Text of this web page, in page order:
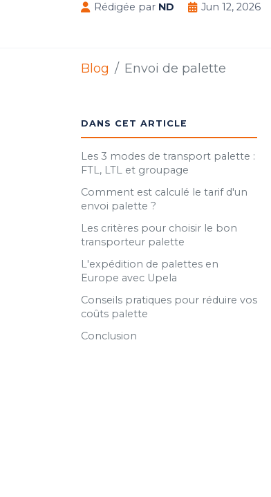
Rédigée par ND Jun 12, 2026
Blog Envoi de palette
DANS CET ARTICLE
Les 3 modes de transport palette :
FTL, LTL et groupage
Comment est calculé le tarif d'un
envoi palette ?
Les critères pour choisir le bon
transporteur palette
L'expédition de palettes en
Europe avec Upela
Conseils pratiques pour réduire vos
coûts palette
Conclusion